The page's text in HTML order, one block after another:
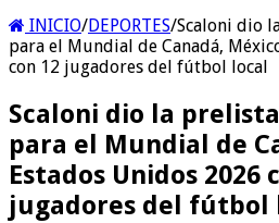
INICIO/DEPORTES/Scaloni dio
para el Mundial de Canadá,
con 12 jugadores del fútbol local
Scaloni dio la
para el Mundial de
Estados Unidos 2026
jugadores del fútbol